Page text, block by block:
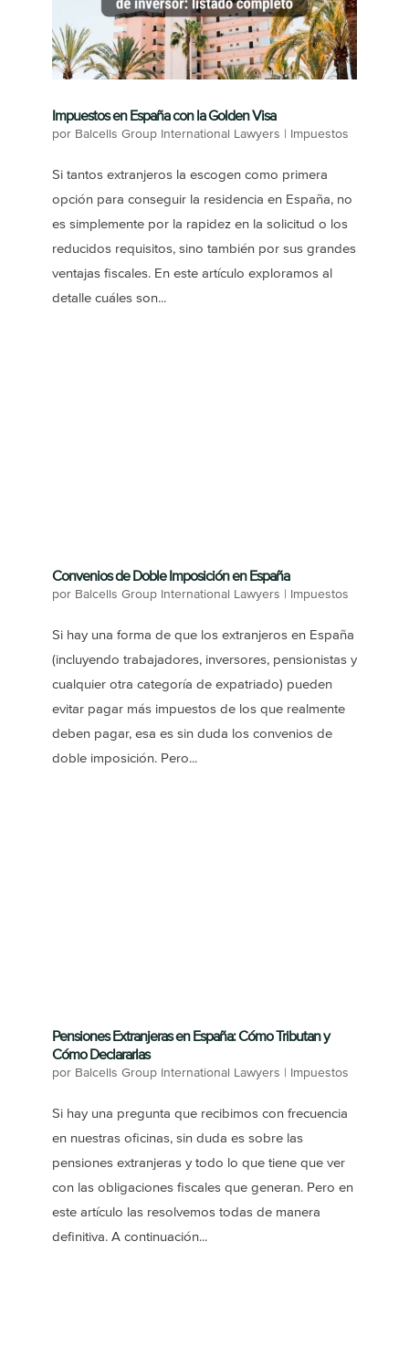
Impuestos en España con la Golden Visa
por Balcells Group International Lawyers Impuestos
Si tantos extranjeros la escogen como primera
opción para conseguir la residencia en España, no
es simplemente por la rapidez en la solicitud o los
reducidos requisitos, sino también por sus grandes
ventajas fiscales. En este artículo exploramos al
detalle cuáles son...
Convenios de Doble Imposición en España
por Balcells Group International Lawyers Impuestos
Si hay una forma de que los extranjeros en España
(incluyendo trabajadores, inversores, pensionistas y
cualquier otra categoría de expatriado) pueden
evitar pagar más impuestos de los que realmente
deben pagar, esa es sin duda los convenios de
doble imposición. Pero...
Pensiones Extranjeras en España: Cómo Tributan y
Cómo Declararlas
por Balcells Group International Lawyers Impuestos
Si hay una pregunta que recibimos con frecuencia
en nuestras oficinas, sin duda es sobre las
pensiones extranjeras y todo lo que tiene que ver
con las obligaciones fiscales que generan. Pero en
este artículo las resolvemos todas de manera
definitiva. A continuación...